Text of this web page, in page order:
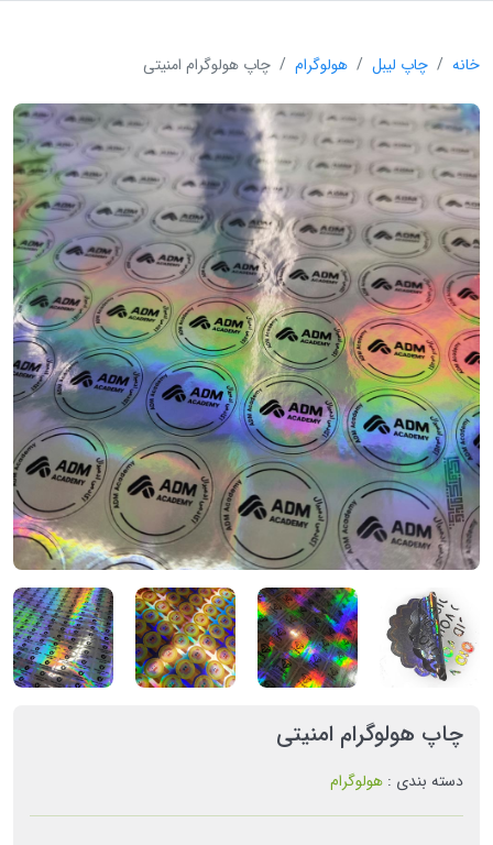
خانه چاپ لیبل هولوگرام چاپ هولوگرام امنیتی
چاپ هولوگرام امنیتی
دسته بندی : هولوگرام